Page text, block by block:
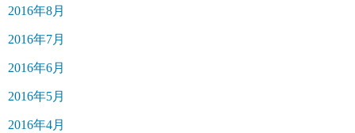
2016年8月
2016年7月
2016年6月
2016年5月
2016年4月